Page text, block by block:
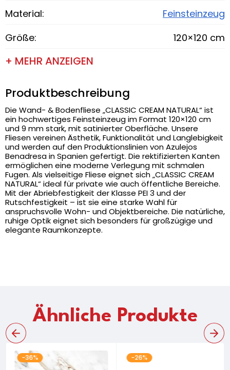
Material:
Feinsteinzeug
Größe:
120×120 cm
+ MEHR ANZEIGEN
Produktbeschreibung
Die Wand- & Bodenfliese „CLASSIC CREAM NATURAL“ ist
ein hochwertiges Feinsteinzeug im Format 120×120 cm
und 9 mm stark, mit satinierter Oberfläche. Unsere
Fliesen vereinen Ästhetik, Funktionalität und Langlebigkeit
und werden auf den Produktionslinien von Azulejos
Benadresa in Spanien gefertigt. Die rektifizierten Kanten
ermöglichen eine moderne Verlegung mit schmalen
Fugen. Als vielseitige Fliese eignet sich „CLASSIC CREAM
NATURAL“ ideal für private wie auch öffentliche Bereiche.
Mit der Abriebfestigkeit der Klasse PEI 3 und der
Rutschfestigkeit – ist sie eine starke Wahl für
anspruchsvolle Wohn- und Objektbereiche. Die natürliche,
ruhige Optik eignet sich besonders für großzügige und
elegante Raumkonzepte.
Ähnliche Produkte
-36% -26%